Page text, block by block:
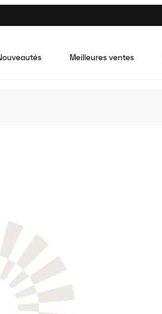
Meilleures ventes